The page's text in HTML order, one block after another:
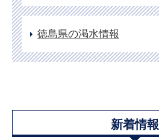
徳島県の渇水情報
新着情報